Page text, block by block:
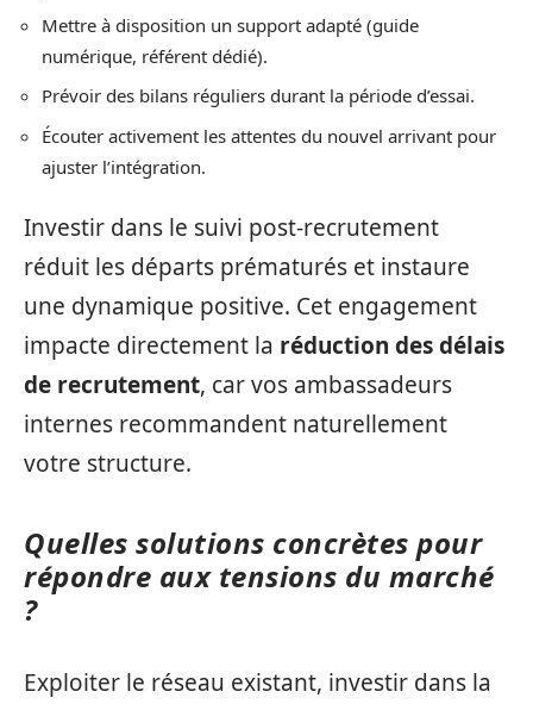
Mettre à disposition un support adapté (guide
numérique, référent dédié).
Prévoir des bilans réguliers durant la période d’essai.
Écouter activement les attentes du nouvel arrivant pour
ajuster l’intégration.
Investir dans le suivi post-recrutement
réduit les départs prématurés et instaure
une dynamique positive. Cet engagement
impacte directement la réduction des délais
de recrutement, car vos ambassadeurs
internes recommandent naturellement
votre structure.
Quelles solutions concrètes pour
répondre aux tensions du marché
?
Exploiter le réseau existant, investir dans la